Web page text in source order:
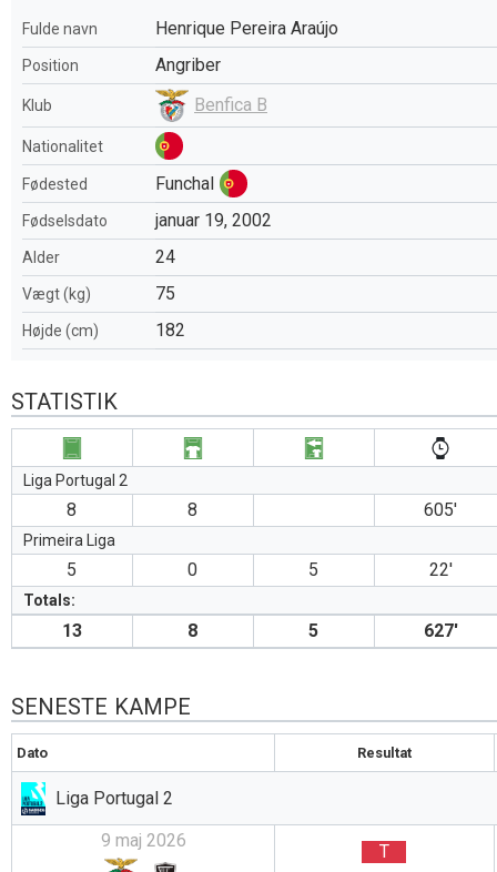
Fulde navn Henrique Pereira Araújo
Position Angriber
Klub Benfica B
Nationalitet
Fødested Funchal
Fødselsdato januar 19, 2002
Alder 24
Vægt (kg) 75
Højde (cm) 182
STATISTIK
Liga Portugal 2
8 8 605′
Primeira Liga
5 0 5 22′
Totals:
13 8 5 627′
SENESTE KAMPE
Dato Resultat
Liga Portugal 2
9 maj 2026
T